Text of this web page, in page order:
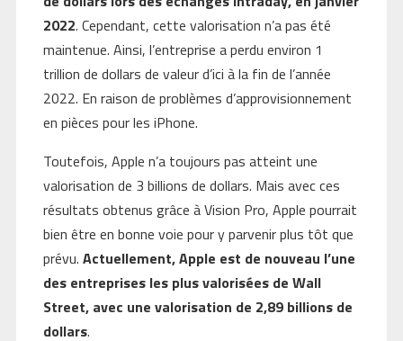
2022. Cependant, cette valorisation n’a pas été
maintenue. Ainsi, l’entreprise a perdu environ 1
trillion de dollars de valeur d’ici à la fin de l’année
2022. En raison de problèmes d’approvisionnement
en pièces pour les iPhone.
Toutefois, Apple n’a toujours pas atteint une
valorisation de 3 billions de dollars. Mais avec ces
résultats obtenus grâce à Vision Pro, Apple pourrait
bien être en bonne voie pour y parvenir plus tôt que
prévu. Actuellement, Apple est de nouveau l’une
des entreprises les plus valorisées de Wall
Street, avec une valorisation de 2,89 billions de
dollars.